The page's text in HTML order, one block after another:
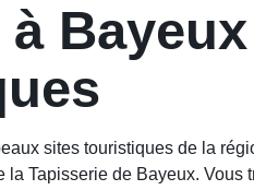
sites touristiques de la
Tapisserie de Bayeux.